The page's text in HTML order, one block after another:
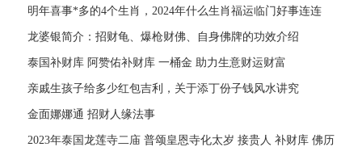
明年喜事*多的4个生肖，2024年什么生肖福运临门好事连连
龙婆银简介：招财龟、爆枪财佛、自身佛牌的功效介绍
泰国补财库 阿赞佑补财库 一桶金 助力生意财运财富
亲戚生孩子给多少红包吉利，关于添丁份子钱风水讲究
金面娜娜通 招财人缘法事
2023年泰国龙莲寺二庙 普颂皇恩寺化太岁 接贵人 补财库 佛历